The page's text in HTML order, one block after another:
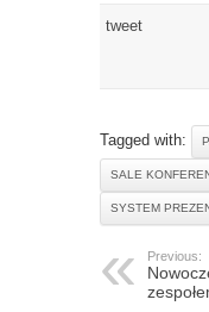
tweet
Tagged with:
SALE
SYSTEM
Previous: